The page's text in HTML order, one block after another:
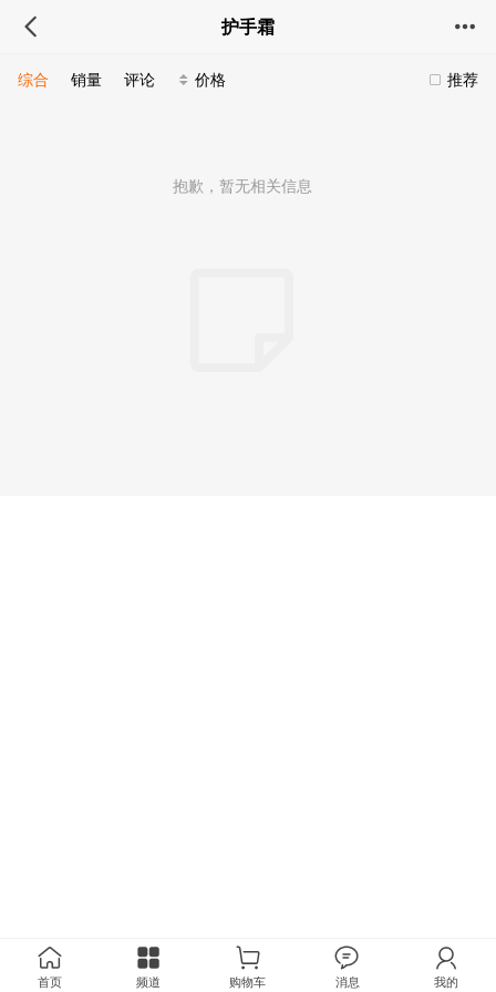
护手霜
推荐
综合 销量 评论 价格
抱歉，暂无相关信息
首页 频道 购物车 消息 我的